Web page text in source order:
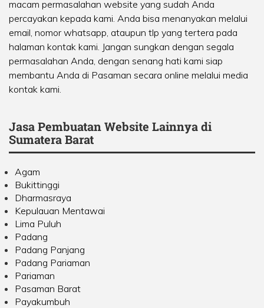
macam permasalahan website yang sudah Anda
percayakan kepada kami. Anda bisa menanyakan melalui
email, nomor whatsapp, ataupun tlp yang tertera pada
halaman kontak kami. Jangan sungkan dengan segala
permasalahan Anda, dengan senang hati kami siap
membantu Anda di Pasaman secara online melalui media
kontak kami.
Jasa Pembuatan Website Lainnya di
Sumatera Barat
Agam
Bukittinggi
Dharmasraya
Kepulauan Mentawai
Lima Puluh
Padang
Padang Panjang
Padang Pariaman
Pariaman
Pasaman Barat
Payakumbuh